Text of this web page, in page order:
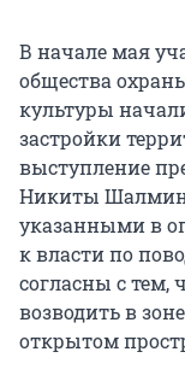
В начале мая
общества
культуры
застройки
выступление
Никиты
указанными в
к власти по
согласны с тем,
возводить в
открытом